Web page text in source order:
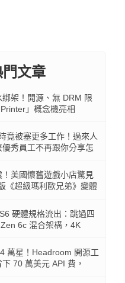
門文章
架！開源、無 DRM 限
」概念機亮相
竟被塞更多工作！過來人
優秀員工不再跟你分享怎
美國懷舊遊戲小店驚見
《超級瑪利歐兄弟》變體
硬體規格流出：跳過四
6c 混合架構，4K
萬星！Headroom 開源工
70 萬美元 API 費，